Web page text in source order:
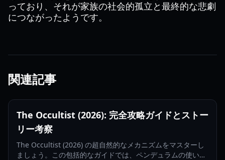
っており、それが家族の社会的孤立と最終的な悲劇
につながったようです。
関連記事
The Occultist (2026): 完全攻略ガイドとストー
リー考察
The Occultist (2026) の超自然的なメカニズムをマスターし
ましょう。この包括的なガイドでは、ペンデュラムの使い